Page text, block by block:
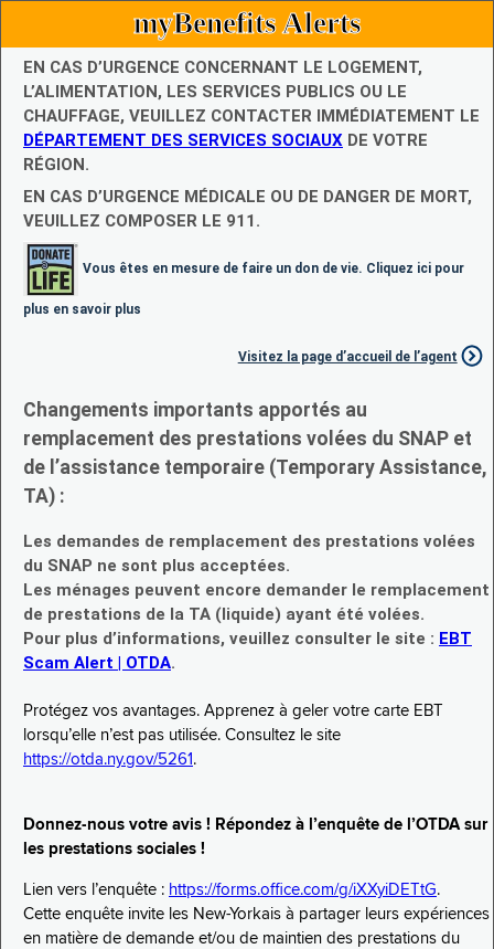
myBenefits Alerts
EN CAS D’URGENCE CONCERNANT LE LOGEMENT,
L’ALIMENTATION, LES SERVICES PUBLICS OU LE
CHAUFFAGE, VEUILLEZ CONTACTER IMMÉDIATEMENT LE
DÉPARTEMENT DES SERVICES SOCIAUX DE VOTRE
RÉGION.
EN CAS D’URGENCE MÉDICALE OU DE DANGER DE MORT,
VEUILLEZ COMPOSER LE 911.
Vous êtes en mesure de faire un don de vie. Cliquez ici pour
plus en savoir plus
Visitez la page d’accueil de l’agent
Changements importants apportés au
remplacement des prestations volées du SNAP et
de l’assistance temporaire (Temporary Assistance,
TA) :
Les demandes de remplacement des prestations volées
du SNAP ne sont plus acceptées.
Les ménages peuvent encore demander le remplacement
de prestations de la TA (liquide) ayant été volées.
Pour plus d’informations, veuillez consulter le site : EBT
Scam Alert | OTDA.
Protégez vos avantages. Apprenez à geler votre carte EBT
lorsqu’elle n’est pas utilisée. Consultez le site
https://otda.ny.gov/5261 .
Donnez-nous votre avis ! Répondez à l’enquête de l’OTDA sur
les prestations sociales !
Lien vers l’enquête : https://forms.office.com/g/iXXyiDETtG.
Cette enquête invite les New-Yorkais à partager leurs expériences
en matière de demande et/ou de maintien des prestations du